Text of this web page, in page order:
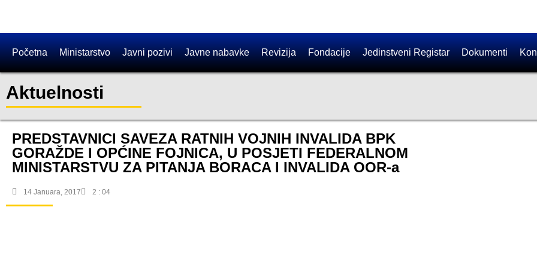
Početna Ministarstvo Javni pozivi Javne nabavke Revizija Fondacije Jedinstveni Registar Dokumenti
Aktuelnosti
PREDSTAVNICI SAVEZA RATNIH VOJNIH INVALIDA BPK
GORAŽDE I OPĆINE FOJNICA, U POSJETI FEDERALNOM
MINISTARSTVU ZA PITANJA BORACA I INVALIDA OOR-a
14 Januara, 2017 2 : 04